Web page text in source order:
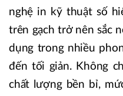
nghệ in kỹ thuật số
trên gạch trở nên sắc
dụng trong nhiều
đến tối giản. Không
chất lượng bền bỉ,